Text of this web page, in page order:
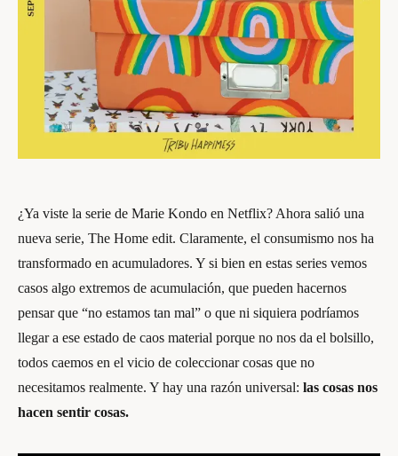
¿Ya viste la serie de Marie Kondo en Netflix? Ahora salió una
nueva serie, The Home edit. Claramente, el consumismo nos ha
transformado en acumuladores. Y si bien en estas series vemos
casos algo extremos de acumulación, que pueden hacernos
pensar que “no estamos tan mal” o que ni siquiera podríamos
llegar a ese estado de caos material porque no nos da el bolsillo,
todos caemos en el vicio de coleccionar cosas que no
necesitamos realmente. Y hay una razón universal: las cosas nos
hacen sentir cosas.